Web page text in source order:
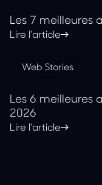
Les 7 meilleures
Lire l'article
Web Stories
Les 6 meilleures
2026
Lire l'article